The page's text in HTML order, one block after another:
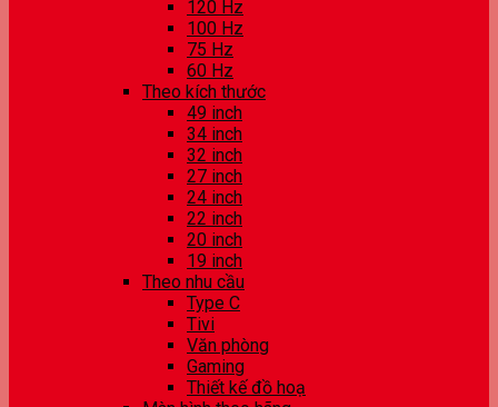
120 Hz
100 Hz
75 Hz
60 Hz
Theo kích thước
49 inch
34 inch
32 inch
27 inch
24 inch
22 inch
20 inch
19 inch
Theo nhu cầu
Type C
Tivi
Văn phòng
Gaming
Thiết kế đồ hoạ